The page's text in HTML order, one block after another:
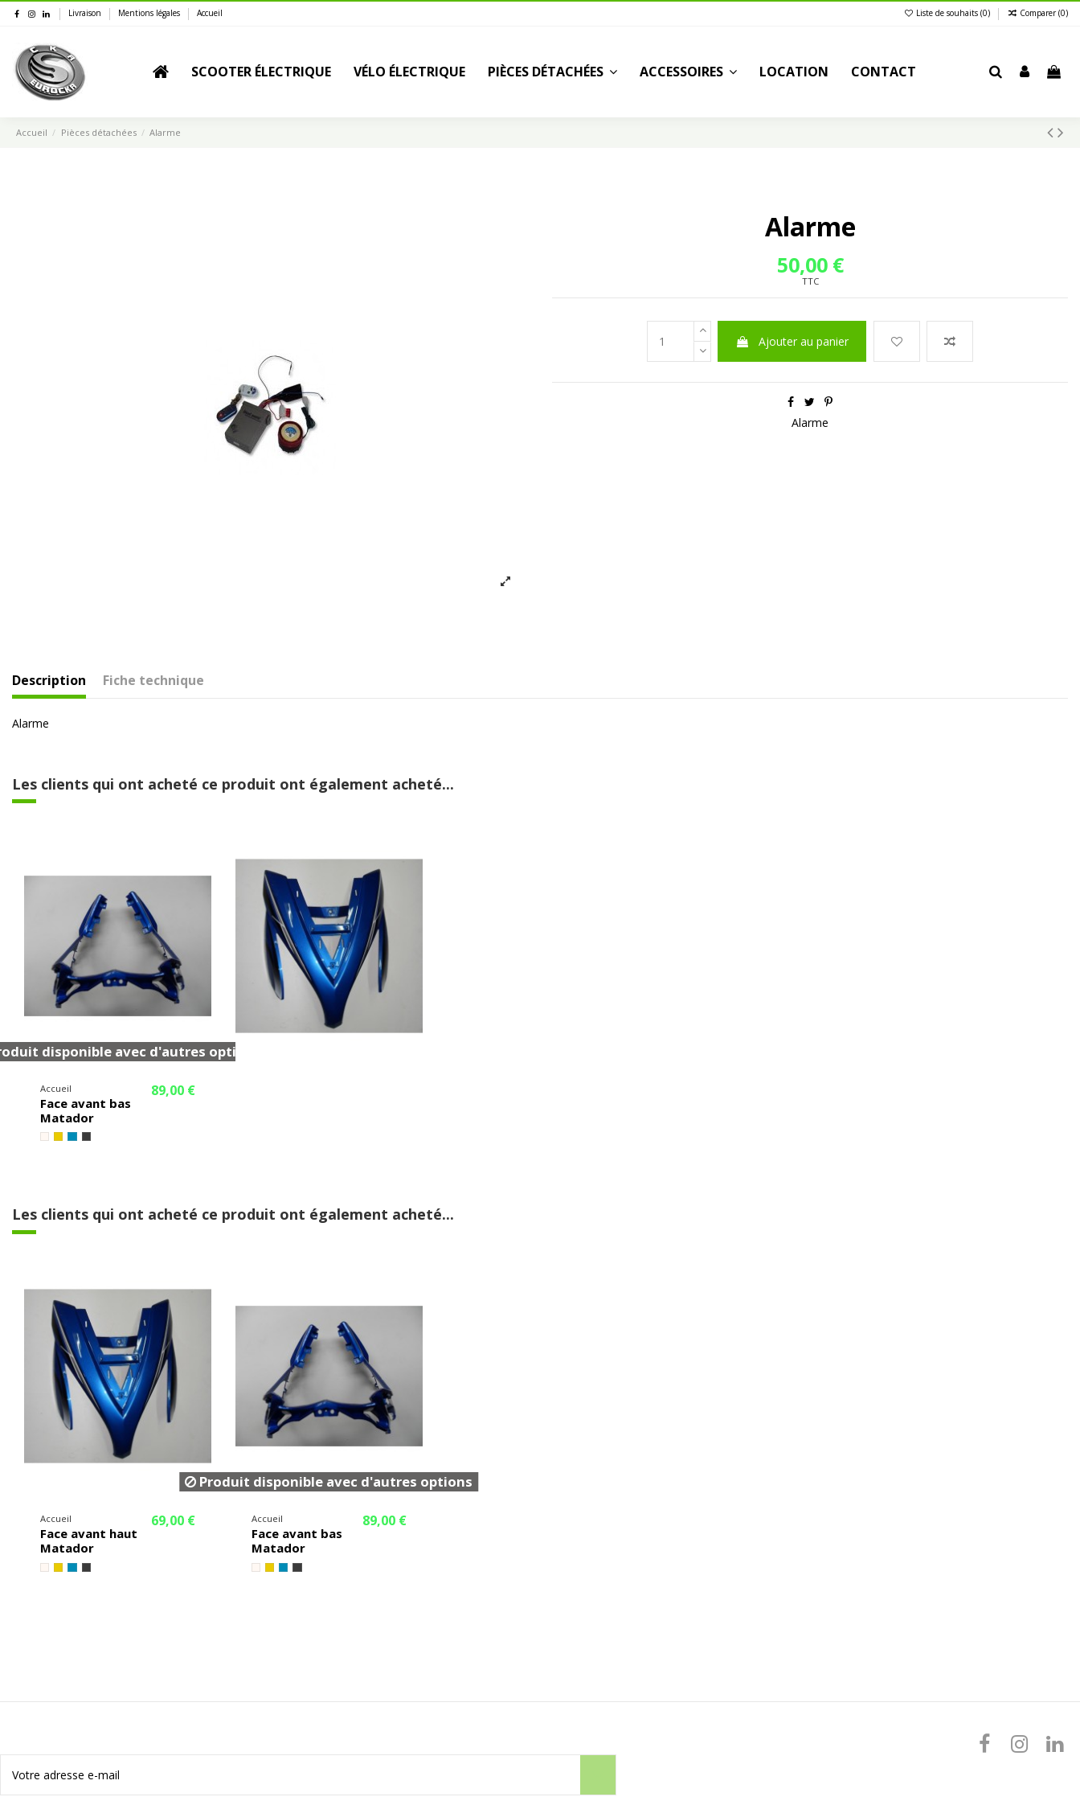
Livraison Mentions légales Accueil Liste de souhaits (0) Comparer (0)
SCOOTER ÉLECTRIQUE VÉLO ÉLECTRIQUE PIÈCES DÉTACHÉES ACCESSOIRES LOCATION CONTACT
Accueil Pièces détachées Alarme
Alarme
50,00 €
TTC
Ajouter au panier
Alarme
Description Fiche technique
Alarme
Les clients qui ont acheté ce produit ont également acheté...
disponible avec d'autres options
Accueil
Face avant bas
Matador
89,00 €
Les clients qui ont acheté ce produit ont également acheté...
Accueil
Face avant haut
Matador
69,00 €
Produit disponible avec d'autres options
Accueil
Face avant bas
Matador
89,00 €